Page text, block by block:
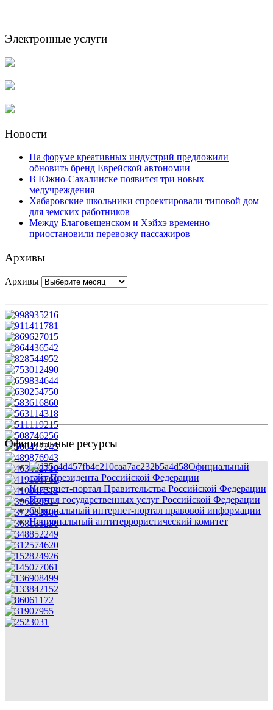
Электронные услуги
Новости
На форуме креативных индустрий предложили
обновить бренд Еврейской автономии
В Южно-Сахалинске появится три новых
медучреждения
Хабаровские школьники спроектировали типовой дом
для земских работников
Между Благовещенском и Хэйхэ временно
приостановили перевозку пассажиров
Архивы
Архивы
Официальные ресурсы
Официальный
сайт Президента Российской Федерации
Интернет-портал Правительства Российской Федерации
Портал государственных услуг Российской Федерации
Официальный интернет-портал правовой информации
Национальный антитеррористический комитет